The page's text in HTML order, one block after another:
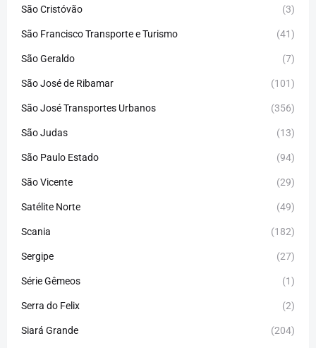
São Cristóvão (3)
São Francisco Transporte e Turismo (41)
São Geraldo (7)
São José de Ribamar (101)
São José Transportes Urbanos (356)
São Judas (13)
São Paulo Estado (94)
São Vicente (29)
Satélite Norte (49)
Scania (182)
Sergipe (27)
Série Gêmeos (1)
Serra do Felix (2)
Siará Grande (204)